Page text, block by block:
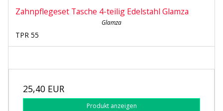
Zahnpflegeset Tasche 4-teilig Edelstahl Glamza
Glamza
TPR 55
25,40 EUR
Produkt anzeigen